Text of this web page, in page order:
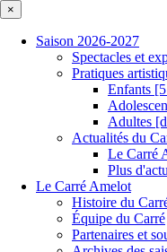
×
Saison 2026-2027
Spectacles et
Pratiques
Enfants
Adultes
Actualités du
Le Carré
Plus
Le Carré Amelot
Histoire du
Équipe du Carré
Partenaires et